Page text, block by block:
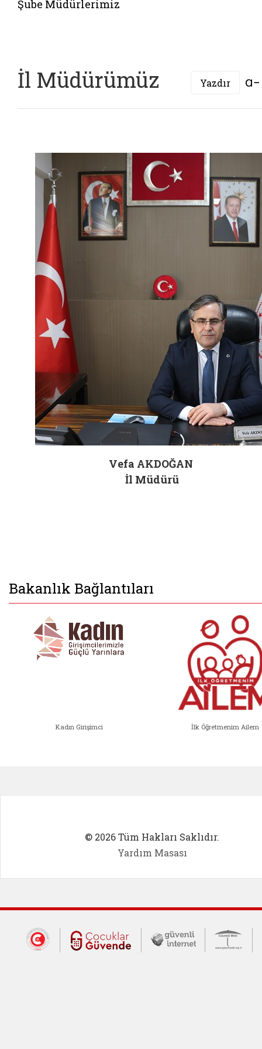
Şube Müdürlerimiz
İl Müdürümüz Yazdır
Vefa AKDOĞAN
İl Müdürü
Bakanlık Bağlantıları
Kadın Girişimci İlk Öğretmenim Ailem
© 2026 Tüm Hakları Saklıdır.
Yardım Masası
Dış Bağlantılar
Cumhurbaşkanlığı İletişim Merkezi
Çocuklar Güvende (yeni
Güvenli